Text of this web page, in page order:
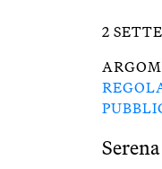
2